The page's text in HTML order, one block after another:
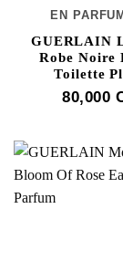
EN
GUERLAIN
Robe Noire
Toilette
80,000